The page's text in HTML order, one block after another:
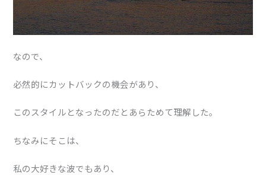
なので、
必然的にカットバックの機会があり、
このスタイルとなったのだとあらためて理解した。
ちなみにそこは、
私の大好きな波でもあり、